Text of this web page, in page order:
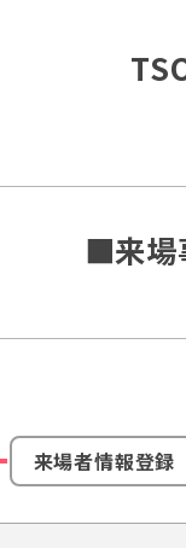
■来場
来場者情報登録